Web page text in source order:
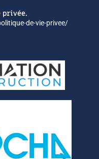
privée.
de-vie-privee/